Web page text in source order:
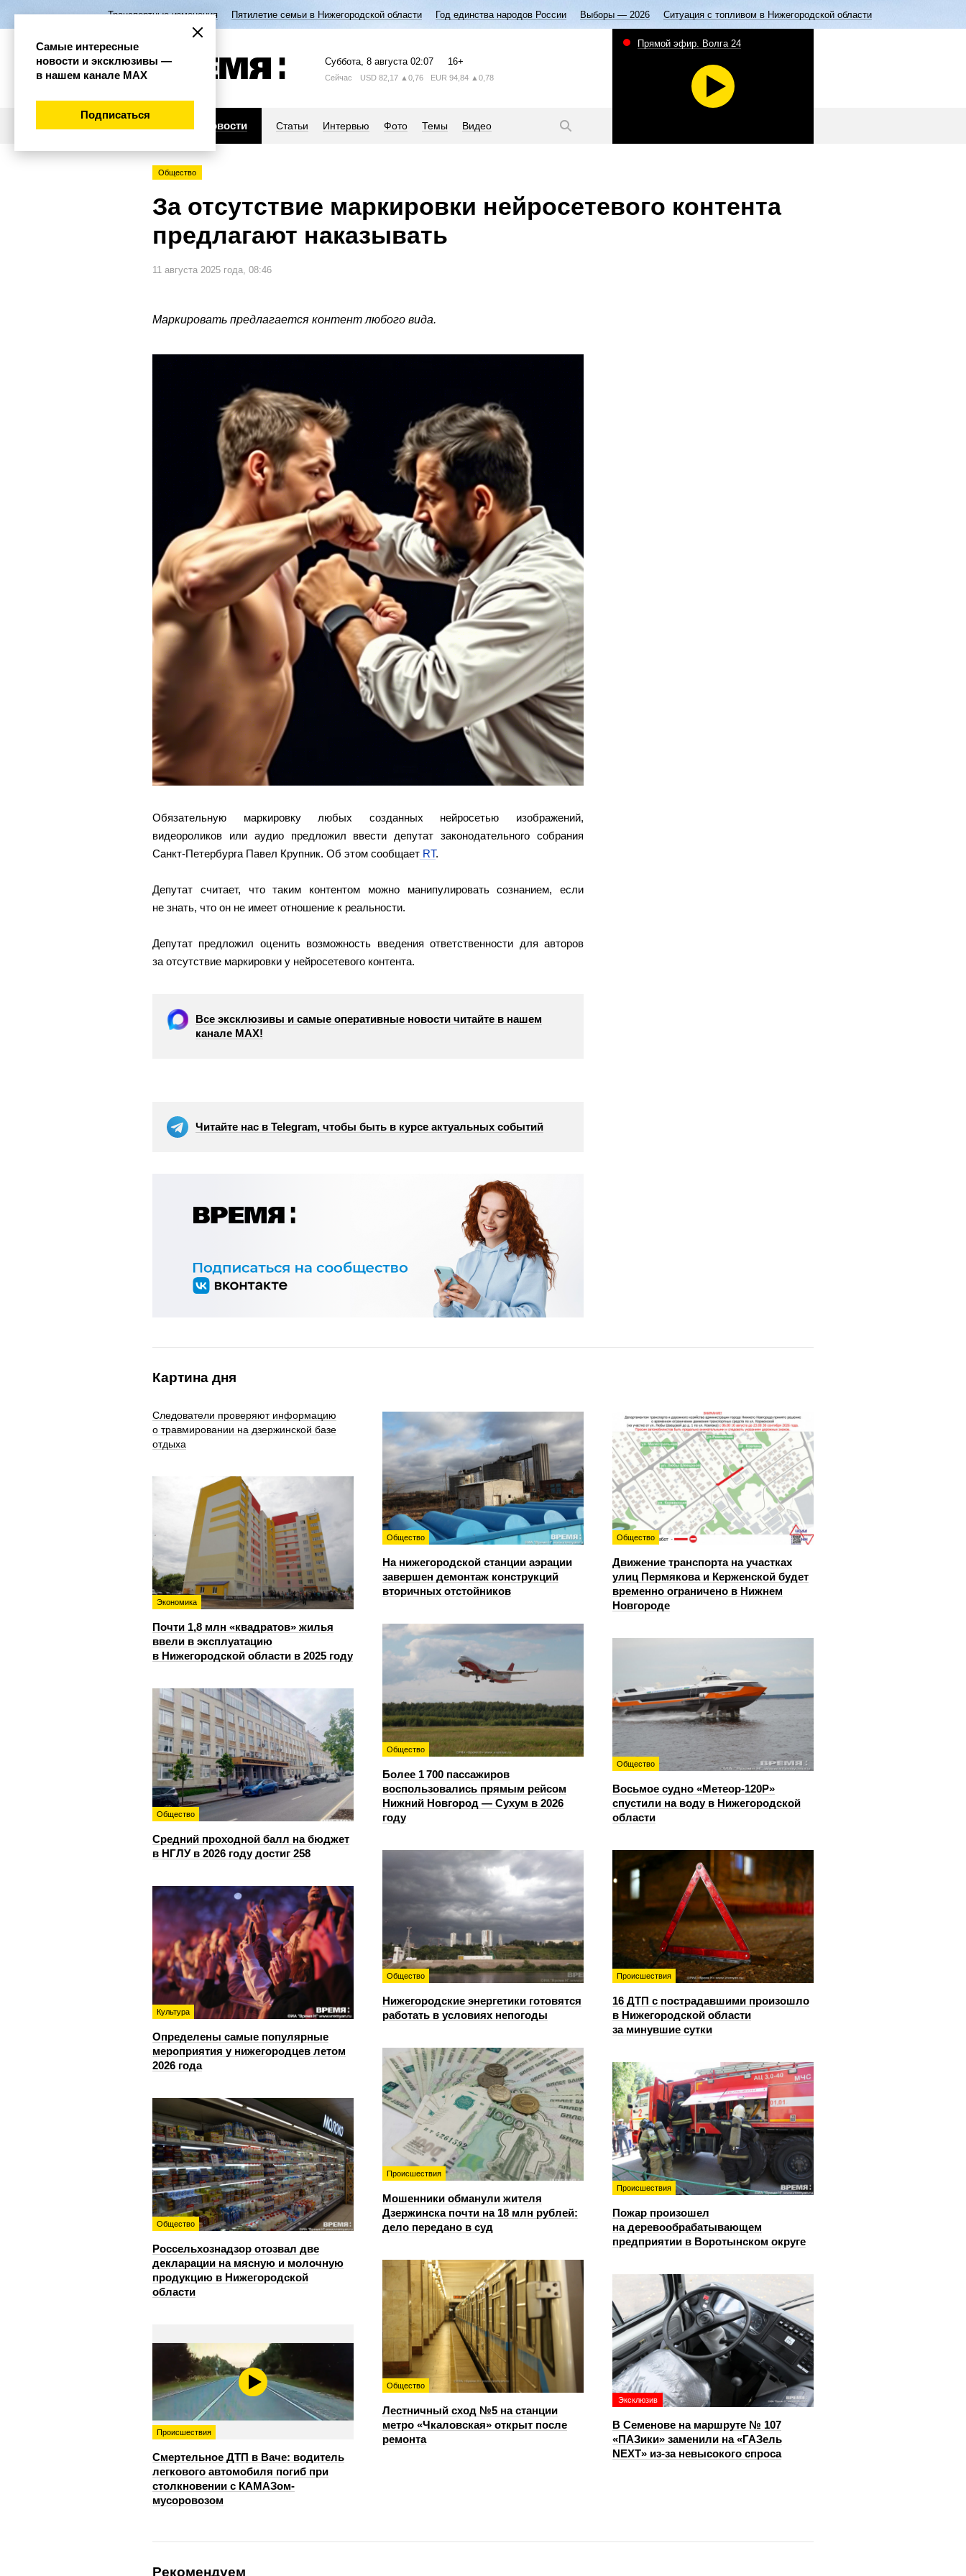
Транспортные изменения Пятилетие семьи в Нижегородской области Год единства народов России Выборы — 2026 Ситуация с топливом в Нижегородской области
Суббота, 8 августа 02:07 16+
Сейчас USD 82,17 ▲0,76 EUR 94,84 ▲0,78
Новости Статьи Интервью Фото Темы Видео
Прямой эфир. Волга 24
Общество
За отсутствие маркировки нейросетевого контента
предлагают наказывать
11 августа 2025 года, 08:46
Маркировать предлагается контент любого вида.
Обязательную маркировку любых созданных нейросетью изображений,
видеороликов или аудио предложил ввести депутат законодательного собрания
Санкт-Петербурга Павел Крупник. Об этом сообщает RT.
Депутат считает, что таким контентом можно манипулировать сознанием, если
не знать, что он не имеет отношение к реальности.
Депутат предложил оценить возможность введения ответственности для авторов
за отсутствие маркировки у нейросетевого контента.
Все эксклюзивы и самые оперативные новости читайте в нашем
канале МАХ!
Читайте нас в Telegram, чтобы быть в курсе актуальных событий
Картина дня
Следователи проверяют информацию
о травмировании на дзержинской базе
отдыха
Общество
На нижегородской станции аэрации
завершен демонтаж конструкций
вторичных отстойников
Общество
Движение транспорта на участках
улиц Пермякова и Керженской будет
временно ограничено в Нижнем
Новгороде
Экономика
Почти 1,8 млн «квадратов» жилья
ввели в эксплуатацию
в Нижегородской области в 2025 году
Общество
Более 1 700 пассажиров
воспользовались прямым рейсом
Нижний Новгород — Сухум в 2026
году
Общество
Восьмое судно «Метеор-120Р»
спустили на воду в Нижегородской
области
Общество
Средний проходной балл на бюджет
в НГЛУ в 2026 году достиг 258
Общество
Нижегородские энергетики готовятся
работать в условиях непогоды
Происшествия
16 ДТП с пострадавшими произошло
в Нижегородской области
за минувшие сутки
Культура
Определены самые популярные
мероприятия у нижегородцев летом
2026 года
Происшествия
Мошенники обманули жителя
Дзержинска почти на 18 млн рублей:
дело передано в суд
Происшествия
Пожар произошел
на деревообрабатывающем
предприятии в Воротынском округе
Общество
Россельхознадзор отозвал две
декларации на мясную и молочную
продукцию в Нижегородской
области
Общество
Лестничный сход №5 на станции
метро «Чкаловская» открыт после
ремонта
Эксклюзив
В Семенове на маршруте № 107
«ПАЗики» заменили на «ГАЗель
NEXT» из‑за невысокого спроса
Происшествия
Смертельное ДТП в Ваче: водитель
легкового автомобиля погиб при
столкновении с КАМАЗом-
мусоровозом
Рекомендуем
Самые интересные
новости и эксклюзивы —
в нашем канале МАХ
Подписаться